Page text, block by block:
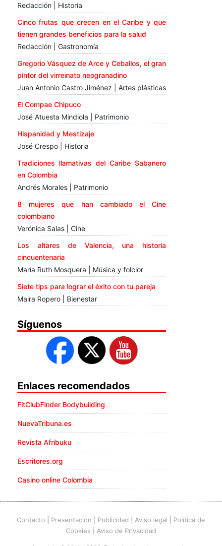
Redacción | Historia
Cinco frutas que crecen en el Caribe y que
tienen grandes beneficios para la salud
Redacción | Gastronomía
Gregorio Vásquez de Arce y Ceballos, el gran
pintor del virreinato neogranadino
Juan Antonio Castro Jiménez | Artes plásticas
El Compae Chipuco
José Atuesta Mindiola | Patrimonio
Hispanidad y Mestizaje
José Crespo | Historia
Tradiciones llamativas del Caribe Sabanero
en Colombia
Andrés Morales | Patrimonio
8 mujeres que han cambiado el Cine
colombiano
Verónica Salas | Cine
Los altares de Valencia, una historia
cincuentenaria
María Ruth Mosquera | Música y folclor
Siete tips para lograr el éxito con tu pareja
Maira Ropero | Bienestar
Síguenos
Enlaces recomendados
FitClubFinder Bodybuilding
NuevaTribuna.es
Revista Afribuku
Escritores.org
Casino online Colombia
Contacto Presentación Publicidad Aviso legal
Política de
Cookies
Aviso de Privacidad